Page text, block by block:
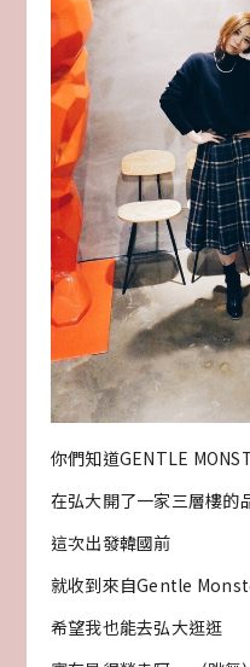
你們知道GENTLE
在弘大開了一家三層樓的
這次出發韓國前
就收到來自Gentle
希望我也能去弘大逛逛